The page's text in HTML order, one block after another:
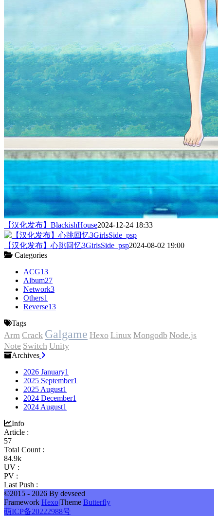
【汉化发布】BlackishHouse2024-12-24 18:33
【汉化发布】心跳回忆3GirlsSide_psp2024-08-02 19:00
Categories
ACG13
Album27
Network3
Others1
Reverse13
Tags
Arm Crack Galgame Hexo Linux Mongodb Node.js
Note Switch Unity
Archives
2026 January1
2025 September1
2025 August1
2024 December1
2024 August1
Info
Article :
57
Total Count :
84.9k
UV :
PV :
Last Push :
©2015 - 2026 By devseed
Framework Hexo|Theme Butterfly
萌ICP备20222988号